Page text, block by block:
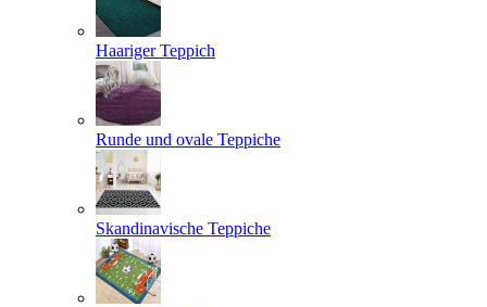
Haariger Teppich
Runde und ovale Teppiche
Skandinavische Teppiche